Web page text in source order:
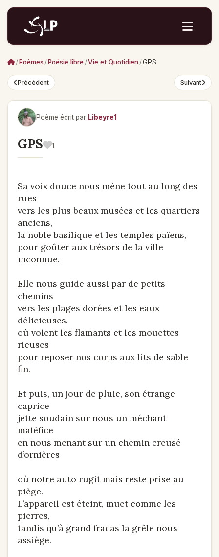
/ Poèmes / Poésie libre/Vie et Quotidien/GPS
Précédent Suivant
Poème écrit par Libeyre1
GPS 1
Sa voix douce nous mène tout au long des
rues
vers les plus beaux musées et les quartiers
anciens,
la noble basilique et les temples païens,
pour goûter aux trésors de la ville
inconnue.
Elle nous guide aussi par de petits
chemins
vers les plages dorées et les eaux
délicieuses.
où volent les flamants et les mouettes
rieuses
pour reposer nos corps aux lits de sable
fin.
Et puis, un jour de pluie, son étrange
caprice
jette soudain sur nous un méchant
maléfice
en nous menant sur un chemin creusé
d’ornières
où notre auto rugit mais reste prise au
piège.
L’appareil est éteint, muet comme les
pierres,
tandis qu’à grand fracas la grêle nous
assiège.